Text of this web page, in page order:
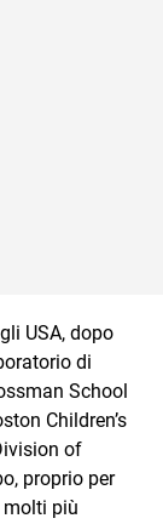
USA, dopo
di
School
Children’s
of
proprio per
molti più